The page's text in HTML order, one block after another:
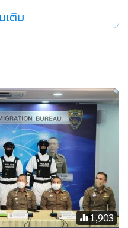
ะเวณีของตัวเองหรือผู้อื่น”
ในข้อหา “เป็นธุระจัดหา ล่อ
ต่อมาเจ้าหน้าที่ชุดสืบสวน
สอบสวน สภ.ชะอวด เพื่อ
เติม
1,903